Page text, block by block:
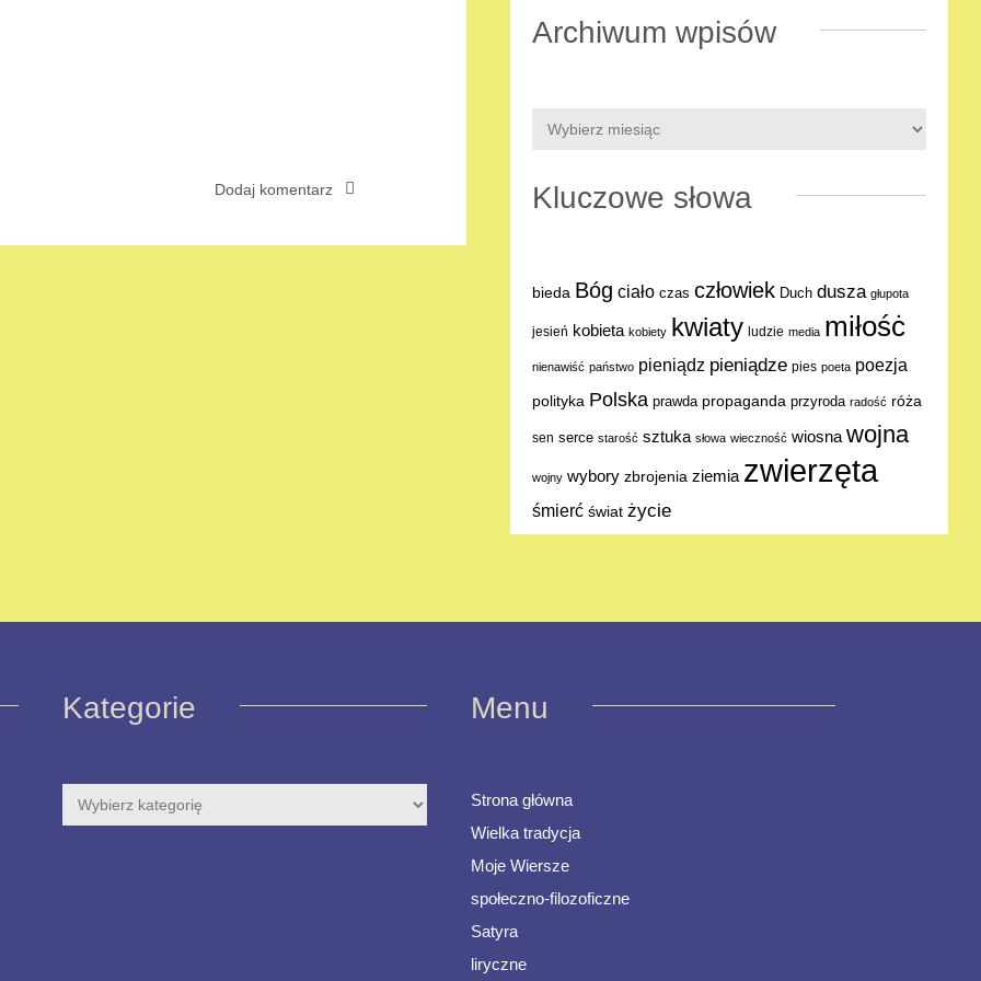
Archiwum wpisów
Kluczowe słowa
bieda Bóg ciało czas człowiek Duch dusza głupota
jesień kobieta kobiety kwiaty ludzie media miłośċ
nienawiść państwo pieniądz pieniądze pies poeta poezja
polityka Polska prawda propaganda przyroda radość róża
sen serce starość sztuka słowa wieczność wiosna wojna
wojny wybory zbrojenia ziemia zwierzęta
śmierć świat życie
Kategorie Menu
Strona główna
Wielka tradycja
Moje Wiersze
społeczno-filozoficzne
Satyra
liryczne